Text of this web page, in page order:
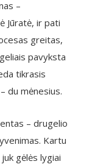
–
Jūratė, ir pati
greitas,
pavyksta
tikrasis
du mėnesius.
– drugelio
Kartu
gėlės lygiai